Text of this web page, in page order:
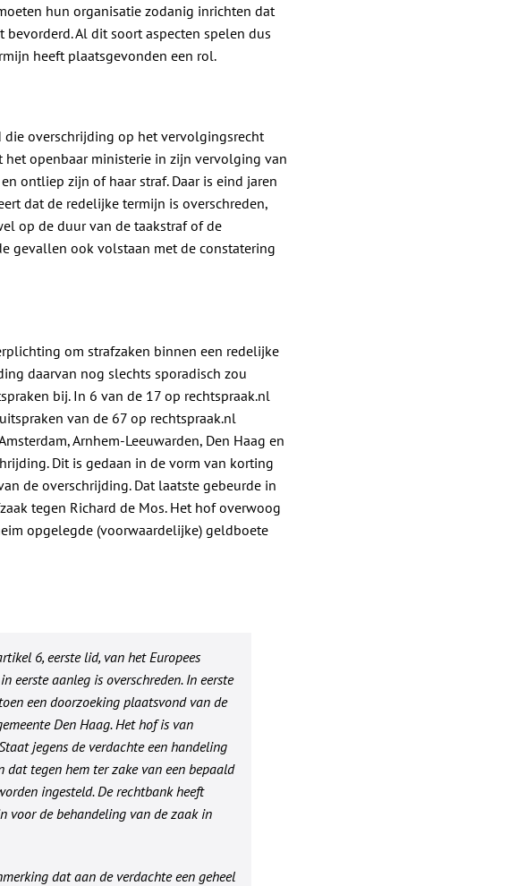
hun organisatie zodanig inrichten dat
Al dit soort aspecten spelen dus
heeft plaatsgevonden een rol.
overschrijding op het vervolgingsrecht
openbaar ministerie in zijn vervolging van
ontliep zijn of haar straf. Daar is eind jaren
dat de redelijke termijn is overschreden,
op de duur van de taakstraf of de
gevallen ook volstaan met de constatering
om strafzaken binnen een redelijke
daarvan nog slechts sporadisch zou
bij. In 6 van de 17 op rechtspraak.nl
van de 67 op rechtspraak.nl
Arnhem-Leeuwarden, Den Haag en
Dit is gedaan in de vorm van korting
de overschrijding. Dat laatste gebeurde in
tegen Richard de Mos. Het hof overwoog
opgelegde (voorwaardelijke) geldboete
6, eerste lid, van het Europees
eerste aanleg is overschreden. In eerste
een doorzoeking plaatsvond van de
Den Haag. Het hof is van
jegens de verdachte een handeling
tegen hem ter zake van een bepaald
ingesteld. De rechtbank heeft
voor de behandeling van de zaak in
dat aan de verdachte een geheel